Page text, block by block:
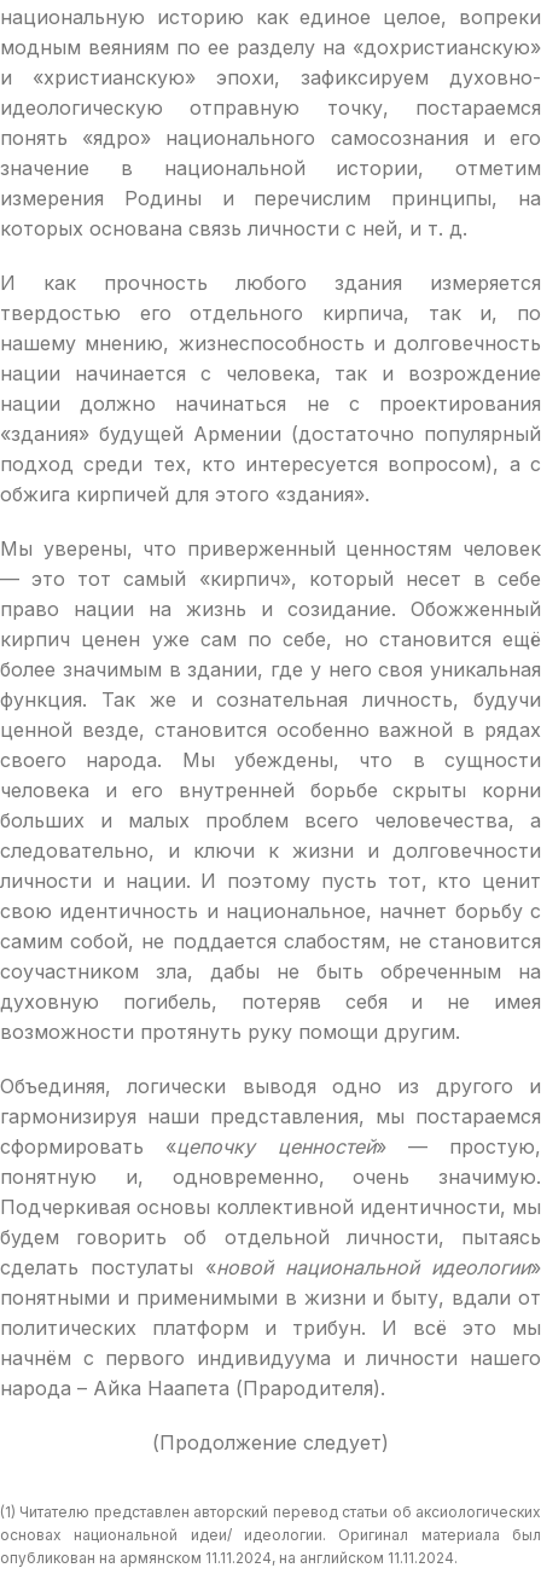
национальную историю как единое целое, вопреки
модным веяниям по ее разделу на «дохристианскую»
и «христианскую» эпохи, зафиксируем духовно-
идеологическую отправную точку, постараемся
понять «ядро» национального самосознания и его
значение в национальной истории, отметим
измерения Родины и перечислим принципы, на
которых основана связь личности с ней, и т. д.
И как прочность любого здания измеряется
твердостью его отдельного кирпича, так и, по
нашему мнению, жизнеспособность и долговечность
нации начинается с человека, так и возрождение
нации должно начинаться не с проектирования
«здания» будущей Армении (достаточно популярный
подход среди тех, кто интересуется вопросом), а с
обжига кирпичей для этого «здания».
Мы уверены, что приверженный ценностям человек
— это тот самый «кирпич», который несет в себе
право нации на жизнь и созидание. Обожженный
кирпич ценен уже сам по себе, но становится ещё
более значимым в здании, где у него своя уникальная
функция. Так же и сознательная личность, будучи
ценной везде, становится особенно важной в рядах
своего народа. Мы убеждены, что в сущности
человека и его внутренней борьбе скрыты корни
больших и малых проблем всего человечества, а
следовательно, и ключи к жизни и долговечности
личности и нации. И поэтому пусть тот, кто ценит
свою идентичность и национальное, начнет борьбу с
самим собой, не поддается слабостям, не становится
соучастником зла, дабы не быть обреченным на
духовную погибель, потеряв себя и не имея
возможности протянуть руку помощи другим.
Объединяя, логически выводя одно из другого и
гармонизируя наши представления, мы постараемся
сформировать «цепочку ценностей» — простую,
понятную и, одновременно, очень значимую.
Подчеркивая основы коллективной идентичности, мы
будем говорить об отдельной личности, пытаясь
сделать постулаты «новой национальной идеологии»
понятными и применимыми в жизни и быту, вдали от
политических платформ и трибун. И всё это мы
начнём с первого индивидуума и личности нашего
народа – Айка Наапета (Прародителя).
(Продолжение следует)
(1) Читателю представлен авторский перевод статьи об аксиологических
основах национальной идеи/ идеологии. Оригинал материала был
опубликован на армянском 11.11.2024, на английском 11.11.2024.